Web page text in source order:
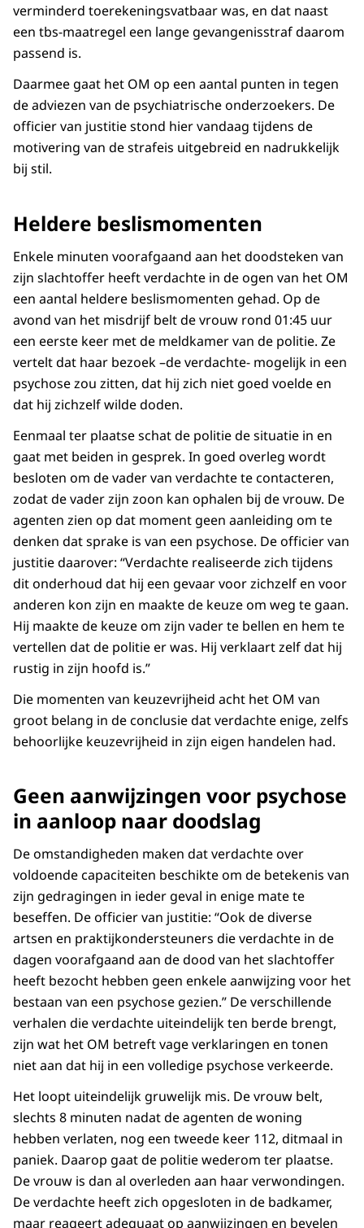
verminderd toerekeningsvatbaar was, en dat naast
een tbs-maatregel een lange gevangenisstraf daarom
passend is.
Daarmee gaat het OM op een aantal punten in tegen
de adviezen van de psychiatrische onderzoekers. De
officier van justitie stond hier vandaag tijdens de
motivering van de strafeis uitgebreid en nadrukkelijk
bij stil.
Heldere beslismomenten
Enkele minuten voorafgaand aan het doodsteken van
zijn slachtoffer heeft verdachte in de ogen van het OM
een aantal heldere beslismomenten gehad. Op de
avond van het misdrijf belt de vrouw rond 01:45 uur
een eerste keer met de meldkamer van de politie. Ze
vertelt dat haar bezoek –de verdachte- mogelijk in een
psychose zou zitten, dat hij zich niet goed voelde en
dat hij zichzelf wilde doden.
Eenmaal ter plaatse schat de politie de situatie in en
gaat met beiden in gesprek. In goed overleg wordt
besloten om de vader van verdachte te contacteren,
zodat de vader zijn zoon kan ophalen bij de vrouw. De
agenten zien op dat moment geen aanleiding om te
denken dat sprake is van een psychose. De officier van
justitie daarover: “Verdachte realiseerde zich tijdens
dit onderhoud dat hij een gevaar voor zichzelf en voor
anderen kon zijn en maakte de keuze om weg te gaan.
Hij maakte de keuze om zijn vader te bellen en hem te
vertellen dat de politie er was. Hij verklaart zelf dat hij
rustig in zijn hoofd is.”
Die momenten van keuzevrijheid acht het OM van
groot belang in de conclusie dat verdachte enige, zelfs
behoorlijke keuzevrijheid in zijn eigen handelen had.
Geen aanwijzingen voor psychose
in aanloop naar doodslag
De omstandigheden maken dat verdachte over
voldoende capaciteiten beschikte om de betekenis van
zijn gedragingen in ieder geval in enige mate te
beseffen. De officier van justitie: “Ook de diverse
artsen en praktijkondersteuners die verdachte in de
dagen voorafgaand aan de dood van het slachtoffer
heeft bezocht hebben geen enkele aanwijzing voor het
bestaan van een psychose gezien.” De verschillende
verhalen die verdachte uiteindelijk ten berde brengt,
zijn wat het OM betreft vage verklaringen en tonen
niet aan dat hij in een volledige psychose verkeerde.
Het loopt uiteindelijk gruwelijk mis. De vrouw belt,
slechts 8 minuten nadat de agenten de woning
hebben verlaten, nog een tweede keer 112, ditmaal in
paniek. Daarop gaat de politie wederom ter plaatse.
De vrouw is dan al overleden aan haar verwondingen.
De verdachte heeft zich opgesloten in de badkamer,
maar reageert adequaat op aanwijzingen en bevelen